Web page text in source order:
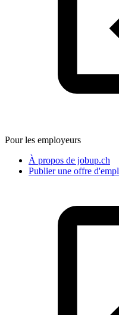
Pour les employeurs
À propos de jobup.ch
Publier une offre